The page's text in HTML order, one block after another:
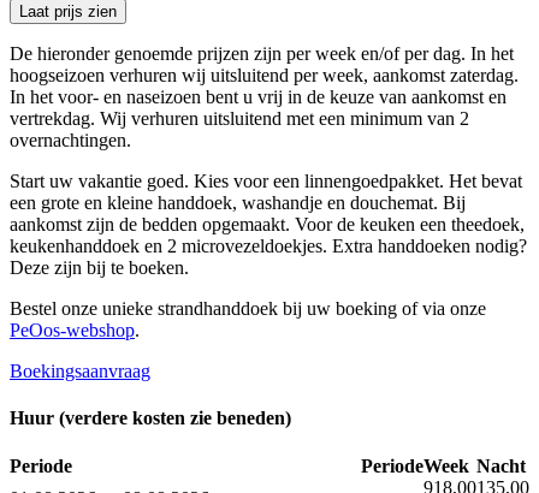
Laat prijs zien
De hieronder genoemde prijzen zijn per week en/of per dag. In het
hoogseizoen verhuren wij uitsluitend per week, aankomst zaterdag.
In het voor- en naseizoen bent u vrij in de keuze van aankomst en
vertrekdag. Wij verhuren uitsluitend met een minimum van 2
overnachtingen.
Start uw vakantie goed. Kies voor een linnengoedpakket. Het bevat
een grote en kleine handdoek, washandje en douchemat. Bij
aankomst zijn de bedden opgemaakt. Voor de keuken een theedoek,
keukenhanddoek en 2 microvezeldoekjes. Extra handdoeken nodig?
Deze zijn bij te boeken.
Bestel onze unieke strandhanddoek bij uw boeking of via onze
PeOos-webshop.
Boekingsaanvraag
Huur (verdere kosten zie beneden)
Periode PeriodeWeek Nacht
918,00135,00